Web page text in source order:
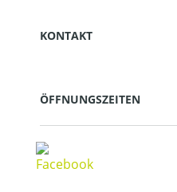
KONTAKT
ÖFFNUNGSZEITEN